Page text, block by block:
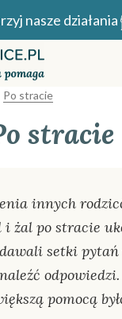
nasze działania
innych
żal po stracie
setki pytań
pomocą
Po stracie
stracie